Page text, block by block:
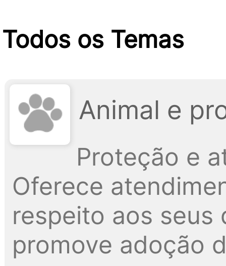
Todos os Temas
Animal e
Proteção e
Oferece
respeito aos
promove adoção